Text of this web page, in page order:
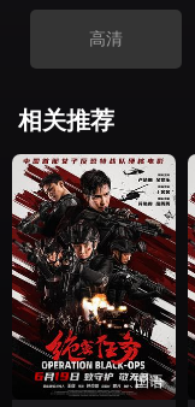
高清
相关推荐
国语